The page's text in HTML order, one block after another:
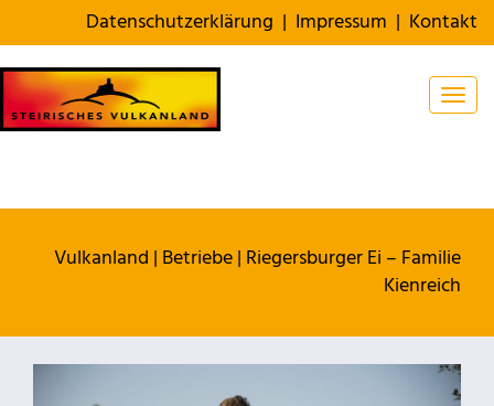
Datenschutzerklärung | Impressum | Kontakt
Vulkanland | Betriebe| Riegersburger Ei – Familie
Kienreich